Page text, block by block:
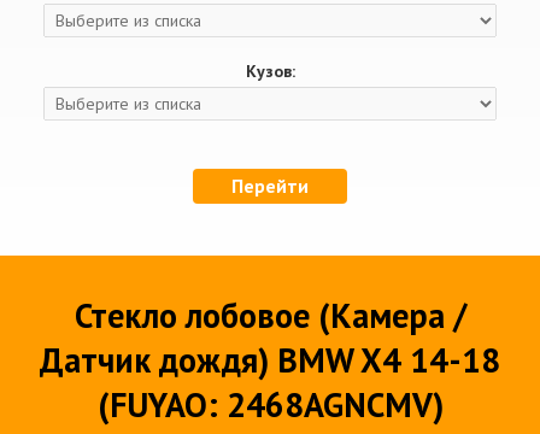
Кузов:
Перейти
Стекло лобовое (Камера /
Датчик дождя) BMW X4 14-18
(FUYAO: 2468AGNCMV)